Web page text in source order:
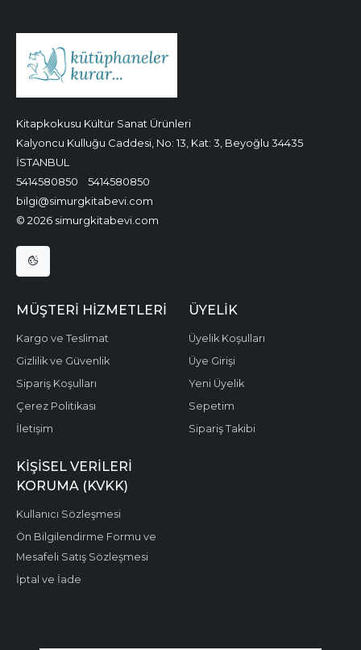
Kitapkokusu Kültür Sanat Ürünleri
Kalyoncu Kulluğu Caddesi, No: 13, Kat: 3, Beyoğlu 34435
İSTANBUL
5414580850
5414580850
bilgi@simurgkitabevi.com
© 2026 simurgkitabevi.com
MÜŞTERI HIZMETLERI
Kargo ve Teslimat
Gizlilik ve Güvenlik
Sipariş Koşulları
Çerez Politikası
İletişim
ÜYELIK
Üyelik Koşulları
Üye Girişi
Yeni Üyelik
Sepetim
Sipariş Takibi
KIŞISEL VERILERI
KORUMA (KVKK)
Kullanıcı Sözleşmesi
Ön Bilgilendirme Formu ve
Mesafeli Satış Sözleşmesi
İptal ve İade